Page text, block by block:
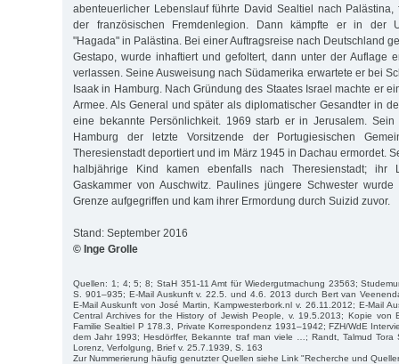
abenteuerlicher Lebenslauf führte David Sealtiel nach
der französischen Fremdenlegion. Dann kämpfte er in der
"Hagada" in Palästina. Bei einer Auftragsreise nach Deutschland
Gestapo, wurde inhaftiert und gefoltert, dann unter der Auflage
verlassen. Seine Ausweisung nach Südamerika erwartete er bei
Isaak in Hamburg. Nach Gründung des Staates Israel machte er
Armee. Als General und später als diplomatischer Gesandter in
eine bekannte Persönlichkeit. 1969 starb er in Jerusalem.
Hamburg der letzte Vorsitzende der Portugiesischen
Theresienstadt deportiert und im März 1945 in Dachau ermordet.
halbjährige Kind kamen ebenfalls nach Theresienstadt;
Gaskammer von Auschwitz. Paulines jüngere Schwester
Grenze aufgegriffen und kam ihrer Ermordung durch Suizid zuvor.
Stand: September 2016
© Inge Grolle
Quellen: 1; 4; 5; 8; StaH 351-11 Amt für Wiedergutmachung 23563;
S. 901–935; E-Mail Auskunft v. 22.5. und 4.6. 2013 durch Bert van
E-Mail Auskunft von José Martin, Kampwesterbork.nl v. 26.11.2012; E-Mail
Central Archives for the History of Jewish People, v. 19.5.2013; Kopie von
Familie Sealtiel P 178.3, Private Korrespondenz 1931–1942; FZH/WdE
dem Jahr 1993; Hesdörffer, Bekannte traf man viele …; Randt, Talmud
Lorenz, Verfolgung, Brief v. 25.7.1939, S. 163
Zur Nummerierung häufig genutzter Quellen siehe Link "Recherche und